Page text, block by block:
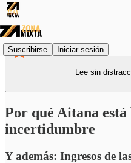
Suscribirse Iniciar sesión
Lee sin
Por qué Aitana está
incertidumbre
Y además: Ingresos de